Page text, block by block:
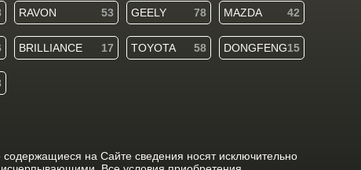
RAVON 53 GEELY 78 MAZDA 42
BRILLIANCE 17 TOYOTA 58 DONGFENG15
на Сайте сведения носят исключительно